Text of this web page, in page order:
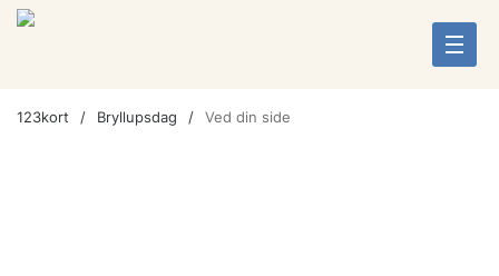
123kort Bryllupsdag Ved din side